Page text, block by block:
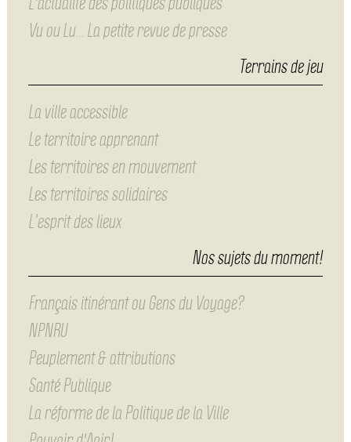
Vu ou Lu… La petite revue de presse
Terrains de jeu
La ville accessible
Le territoire apprenant
Les territoires en mouvement
Les territoires solidaires
L’esprit des lieux
Nos sujets du moment!
Français itinérant ou Gens du Voyage?
NPNRU
Peuplement & attributions
Santé Publique
La réforme de la Politique de la Ville